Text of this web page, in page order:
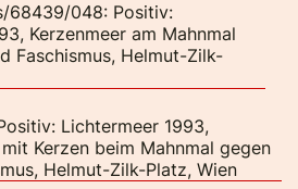
68439/048: Positiv:
Kerzenmeer am Mahnmal
Faschismus, Helmut-Zilk-
Lichtermeer 1993,
Kerzen beim Mahnmal gegen
Helmut-Zilk-Platz, Wien